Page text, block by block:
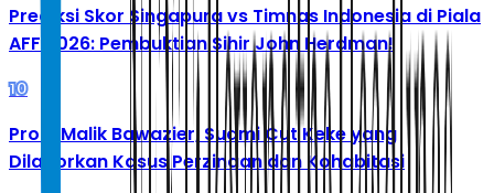
Prediksi Skor Singapura vs Timnas Indonesia di Piala
AFF 2026: Pembuktian Sihir John Herdman!
10
Profil Malik Bawazier, Suami Cut Keke yang
Dilaporkan Kasus Perzinaan dan Kohabitasi